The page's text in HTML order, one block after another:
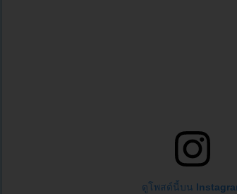
ดูโพสต์นี้บน